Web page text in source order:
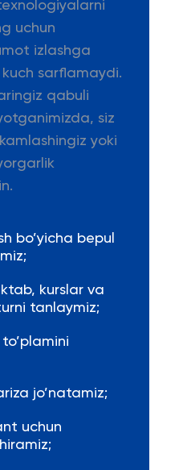
uchun
izlashga
sarflamaydi.
qabuli
siz
yoki
bo’yicha bepul
kurslar va
tanlaymiz;
to’plamini
jo’natamiz;
uchun